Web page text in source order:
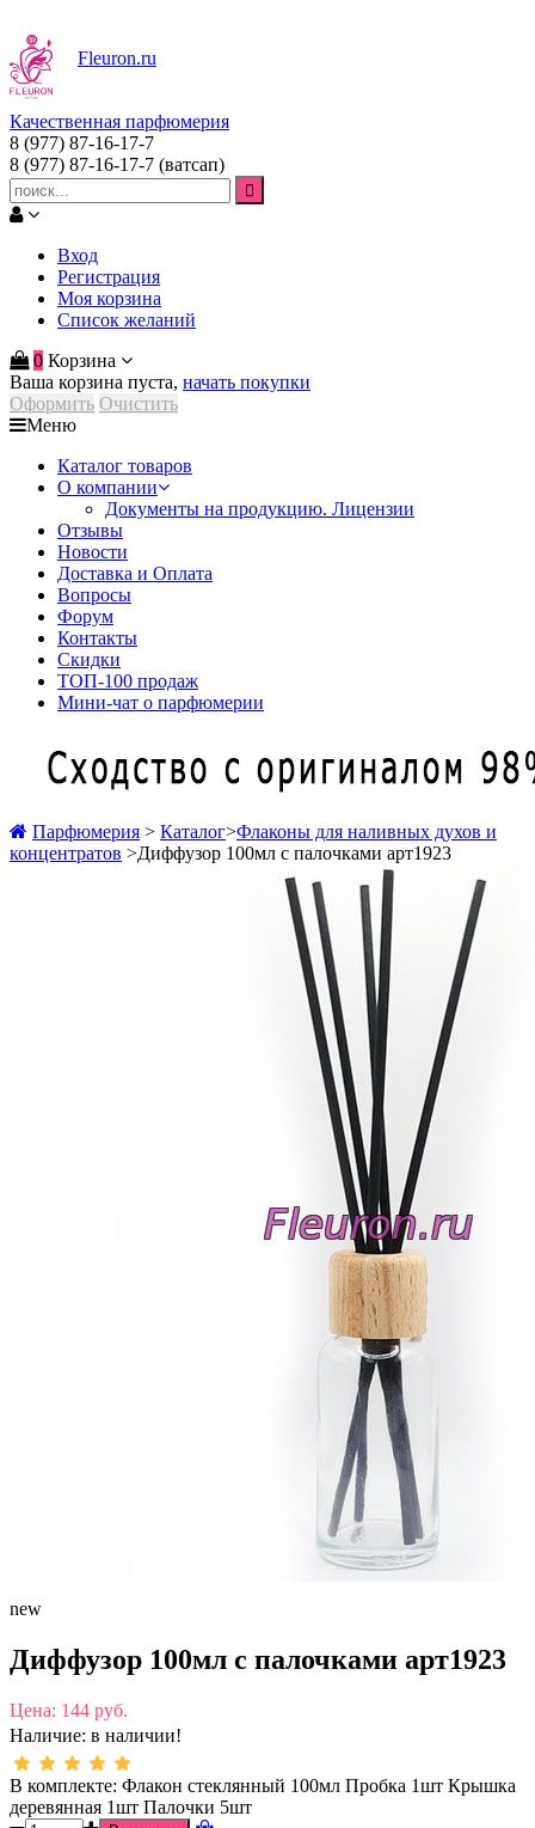
Fleuron.ru
Качественная парфюмерия
8 (977) 87-16-17-7
8 (977) 87-16-17-7 (ватсап)
Вход
Регистрация
Моя корзина
Список желаний
0 Корзина
Ваша корзина пуста, начать покупки
Оформить Очистить
Меню
Каталог товаров
О компании
Документы на продукцию. Лицензии
Отзывы
Новости
Доставка и Оплата
Вопросы
Форум
Контакты
Скидки
ТОП-100 продаж
Мини-чат о парфюмерии
Парфюмерия > Каталог>Флаконы для наливных духов и
концентратов >Диффузор 100мл с палочками арт1923
new
Диффузор 100мл с палочками арт1923
Цена: 144 руб.
Наличие: в наличии!
В комплекте: Флакон стеклянный 100мл Пробка 1шт Крышка
деревянная 1шт Палочки 5шт